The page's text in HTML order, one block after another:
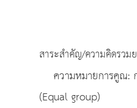
สาระสำคัญ/ความคิดรวม
ความหมายการคูณ:
(Equal group)